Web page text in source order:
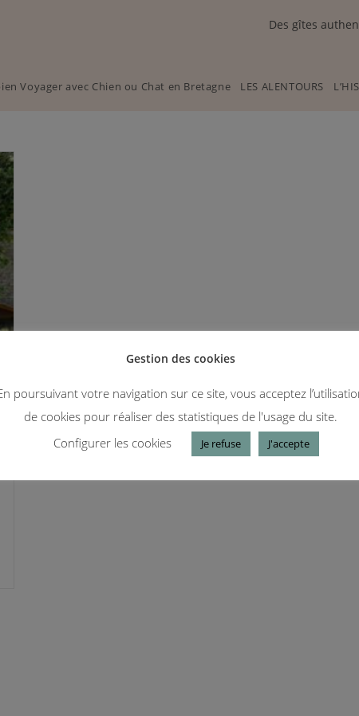
Des gîtes
Voyager avec Chien ou Chat en Bretagne LES ALENTOURS
Gestion des cookies
poursuivant votre navigation sur ce site, vous acceptez
de cookies pour réaliser des statistiques de l'usage du site.
Configurer les cookies
Je refuse J'accepte